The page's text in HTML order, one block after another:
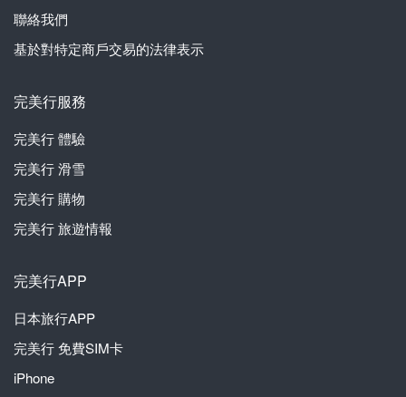
聯絡我們
基於對特定商戶交易的法律表示
完美行服務
完美行體驗
完美行滑雪
完美行購物
完美行旅遊情報
完美行APP
日本旅行APP
完美行免費SIM卡
iPhone